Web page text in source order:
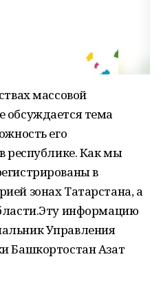
массовой
обсуждается тема
его
республике. Как мы
в
зонах Татарстана, а
информацию
Управления
Башкортостан Азат